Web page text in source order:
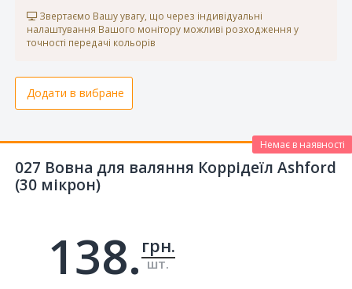
Звертаємо Вашу увагу, що через індивідуальні
налаштування Вашого монітору можливі розходження у
точності передачі кольорів
Додати в вибране
027 Вовна для валяння Коррідеїл Ashford
(30 мікрон)
Немає в наявності
138. грн.
шт.